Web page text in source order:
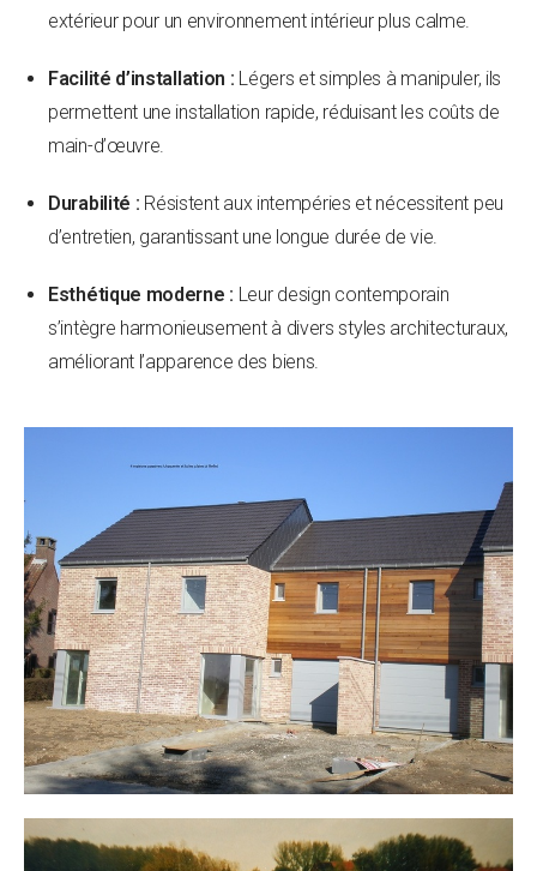
extérieur pour un environnement intérieur plus calme.
Facilité d’installation : Légers et simples à manipuler, ils
permettent une installation rapide, réduisant les coûts de
main-d’œuvre.
Durabilité : Résistent aux intempéries et nécessitent peu
d’entretien, garantissant une longue durée de vie.
Esthétique moderne : Leur design contemporain
s’intègre harmonieusement à divers styles architecturaux,
améliorant l’apparence des biens.